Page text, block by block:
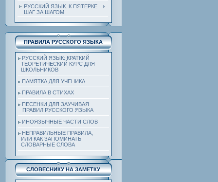
РУССКИЙ ЯЗЫК. К ПЯТЕРКЕ
ШАГ ЗА ШАГОМ
ПРАВИЛА РУССКОГО ЯЗЫКА
РУССКИЙ ЯЗЫК: КРАТКИЙ
ТЕОРЕТИЧЕСКИЙ КУРС ДЛЯ
ШКОЛЬНИКОВ
ПАМЯТКА ДЛЯ УЧЕНИКА
ПРАВИЛА В СТИХАХ
ПЕСЕНКИ ДЛЯ ЗАУЧИВАЯ
ПРАВИЛ РУССКОГО ЯЗЫКА
ИНОЯЗЫЧНЫЕ ЧАСТИ СЛОВ
НЕПРАВИЛЬНЫЕ ПРАВИЛА,
ИЛИ КАК ЗАПОМИНАТЬ
СЛОВАРНЫЕ СЛОВА
СЛОВЕСНИКУ НА ЗАМЕТКУ